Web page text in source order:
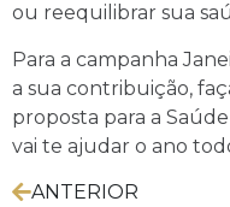
ou reequilibrar sua
Para a campanha
a sua contribuição,
proposta para a
vai te ajudar o ano
ANTERIOR